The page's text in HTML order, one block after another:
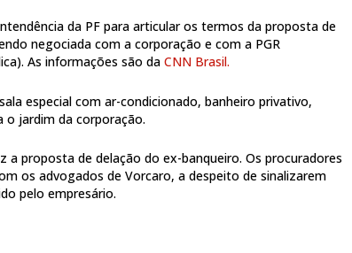
da PF para articular os termos da proposta de
negociada com a corporação e com a PGR
As informações são daCNN Brasil.
especial com ar-condicionado, banheiro privativo,
o jardim da corporação.
a proposta de delação do ex-banqueiro. Os procuradores
os advogados de Vorcaro, a despeito de sinalizarem
pelo empresário.